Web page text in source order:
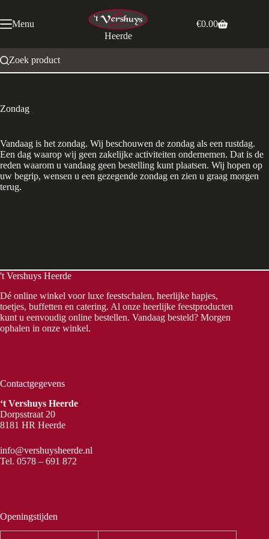
de Menu
Heerde
Winkelwagen
€0.00
Zoek product
Zondag
Vandaag is het zondag. Wij beschouwen de zondag als een rustdag.
Een dag waarop wij geen zakelijke activiteiten ondernemen. Dat is de
reden waarom u vandaag geen bestelling kunt plaatsen. Wij hopen op
uw begrip, wensen u een gezegende zondag en zien u graag morgen
terug.
't Vershuys Heerde
Dé online winkel voor luxe feestschalen, heerlijke hapjes,
toetjes, buffetten en catering. Al onze heerlijke feestproducten
kunt u eenvoudig online bestellen. Vandaag besteld? Morgen
ophalen in onze winkel.
Contactgegevens
‘t Vershuys Heerde
Dorpsstraat 20
8181 HR Heerde
info@vershuysheerde.nl
Tel. 0578 – 691 872
Openingstijden